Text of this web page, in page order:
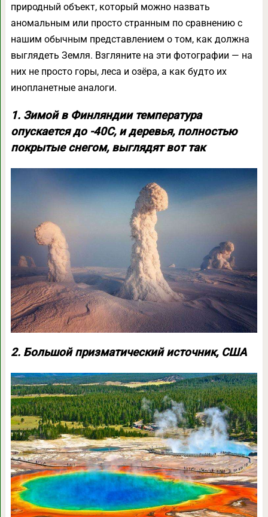
природный объект, который можно назвать
аномальным или просто странным по сравнению с
нашим обычным представлением о том, как должна
выглядеть Земля. Взгляните на эти фотографии — на
них не просто горы, леса и озёра, а как будто их
инопланетные аналоги.
1. Зимой в Финляндии температура
опускается до -40C, и деревья, полностью
покрытые снегом, выглядят вот так
2. Большой призматический источник, США